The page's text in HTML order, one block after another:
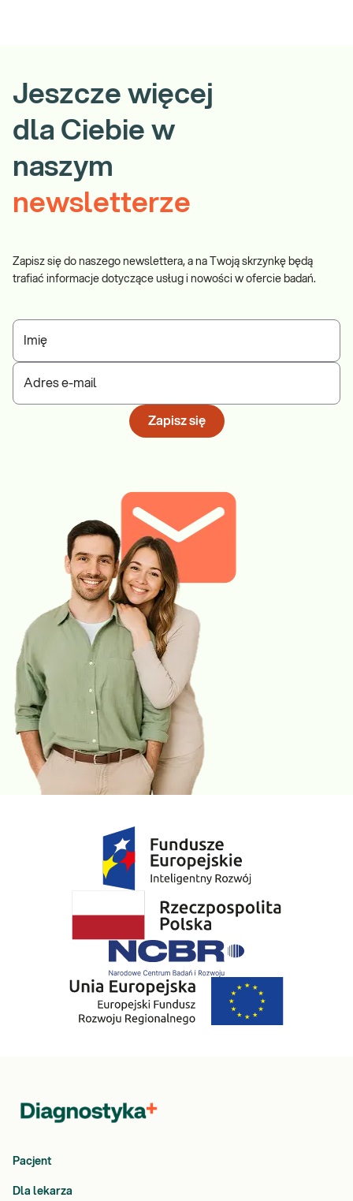
Jeszcze więcej
dla Ciebie w
naszym
newsletterze
Zapisz się do naszego newslettera, a na Twoją skrzynkę będą
trafiać informacje dotyczące usług i nowości w ofercie badań.
Imię
Adres e-mail
Zapisz się
Pacjent
Dla lekarza